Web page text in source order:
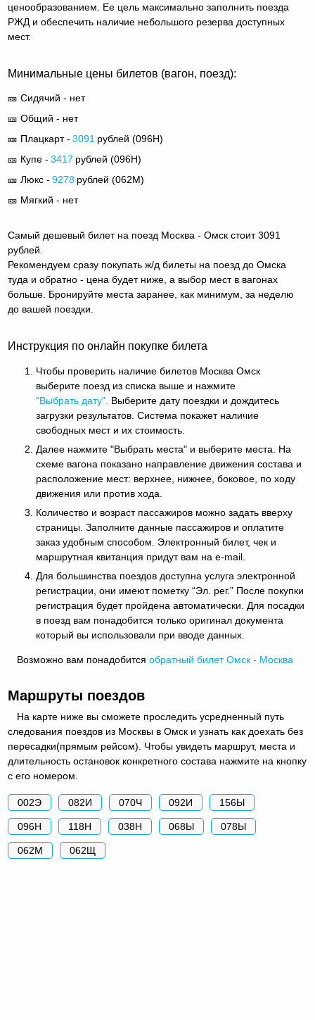
ценообразованием. Ее цель максимально заполнить поезда
РЖД и обеспечить наличие небольшого резерва доступных
мест.
Минимальные цены билетов (вагон, поезд):
🎫 Сидячий - нет
🎫 Общий - нет
🎫 Плацкарт - 3091 рублей (096Н)
🎫 Купе - 3417 рублей (096Н)
🎫 Люкс - 9278 рублей (062М)
🎫 Мягкий - нет
Самый дешевый билет на поезд Москва - Омск стоит 3091
рублей.
Рекомендуем сразу покупать ж/д билеты на поезд до Омска
туда и обратно - цена будет ниже, а выбор мест в вагонах
больше. Бронируйте места заранее, как минимум, за неделю
до вашей поездки.
Инструкция по онлайн покупке билета
Чтобы проверить наличие билетов Москва Омск
выберите поезд из списка выше и нажмите
“Выбрать дату”. Выберите дату поездки и дождитесь
загрузки результатов. Система покажет наличие
свободных мест и их стоимость.
Далее нажмите "Выбрать места" и выберите места. На
схеме вагона показано направление движения состава и
расположение мест: верхнее, нижнее, боковое, по ходу
движения или против хода.
Количество и возраст пассажиров можно задать вверху
страницы. Заполните данные пассажиров и оплатите
заказ удобным способом. Электронный билет, чек и
маршрутная квитанция придут вам на e-mail.
Для большинства поездов доступна услуга электронной
регистрации, они имеют пометку “Эл. рег.” После покупки
регистрация будет пройдена автоматически. Для посадки
в поезд вам понадобится только оригинал документа
который вы использовали при вводе данных.
Возможно вам понадобитсяобратный билет Омск - Москва
Маршруты поездов
На карте ниже вы сможете проследить усредненный путь
следования поездов из Москвы в Омск и узнать как доехать без
пересадки(прямым рейсом). Чтобы увидеть маршрут, места и
длительность остановок конкретного состава нажмите на кнопку
с его номером.
002Э 082И 070Ч 092И 156Ы
096Н 118Н 038Н 068Ы 078Ы
062М 062Щ